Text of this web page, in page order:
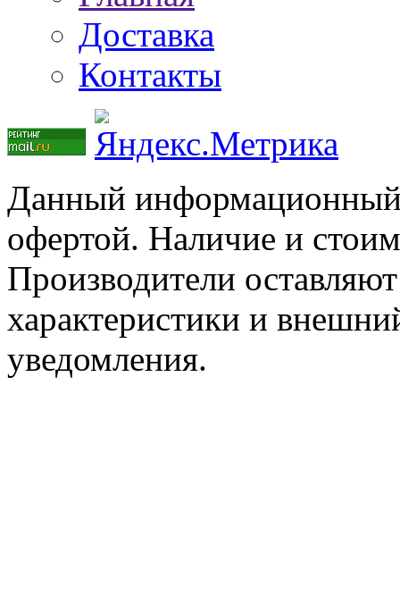
Доставка
Контакты
Данный информационный
офертой. Наличие и
Производители
характеристики и
уведомления.